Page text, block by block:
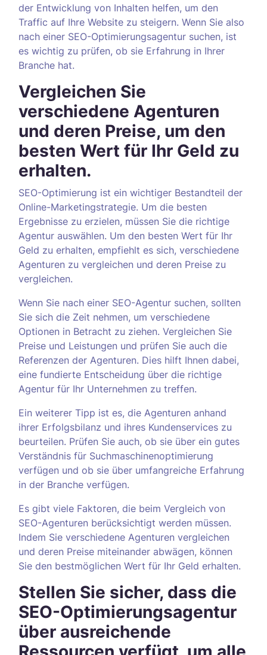
der Entwicklung von Inhalten helfen, um den
Traffic auf Ihre Website zu steigern. Wenn Sie also
nach einer SEO-Optimierungsagentur suchen, ist
es wichtig zu prüfen, ob sie Erfahrung in Ihrer
Branche hat.
Vergleichen Sie
verschiedene Agenturen
und deren Preise, um den
besten Wert für Ihr Geld zu
erhalten.
SEO-Optimierung ist ein wichtiger Bestandteil der
Online-Marketingstrategie. Um die besten
Ergebnisse zu erzielen, müssen Sie die richtige
Agentur auswählen. Um den besten Wert für Ihr
Geld zu erhalten, empfiehlt es sich, verschiedene
Agenturen zu vergleichen und deren Preise zu
vergleichen.
Wenn Sie nach einer SEO-Agentur suchen, sollten
Sie sich die Zeit nehmen, um verschiedene
Optionen in Betracht zu ziehen. Vergleichen Sie
Preise und Leistungen und prüfen Sie auch die
Referenzen der Agenturen. Dies hilft Ihnen dabei,
eine fundierte Entscheidung über die richtige
Agentur für Ihr Unternehmen zu treffen.
Ein weiterer Tipp ist es, die Agenturen anhand
ihrer Erfolgsbilanz und ihres Kundenservices zu
beurteilen. Prüfen Sie auch, ob sie über ein gutes
Verständnis für Suchmaschinenoptimierung
verfügen und ob sie über umfangreiche Erfahrung
in der Branche verfügen.
Es gibt viele Faktoren, die beim Vergleich von
SEO-Agenturen berücksichtigt werden müssen.
Indem Sie verschiedene Agenturen vergleichen
und deren Preise miteinander abwägen, können
Sie den bestmöglichen Wert für Ihr Geld erhalten.
Stellen Sie sicher, dass die
SEO-Optimierungsagentur
über ausreichende